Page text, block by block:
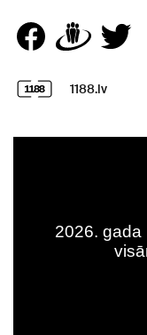
1188.lv